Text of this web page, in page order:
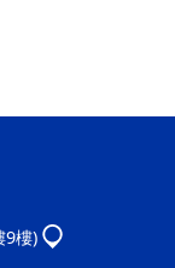
9樓)